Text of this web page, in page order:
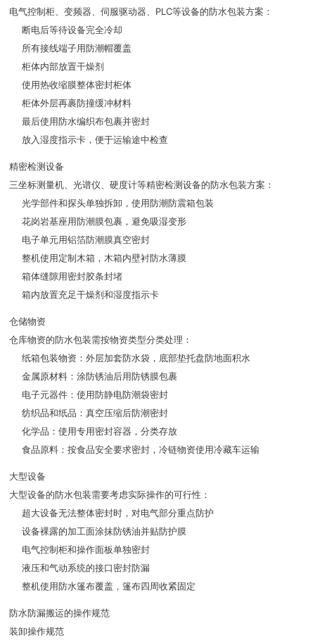
电气控制柜、变频器、伺服驱动器、PLC等设备的防水包装方案：
断电后等待设备完全冷却
所有接线端子用防潮帽覆盖
柜体内部放置干燥剂
使用热收缩膜整体密封柜体
柜体外层再裹防撞缓冲材料
最后使用防水编织布包裹并密封
放入湿度指示卡，便于运输途中检查
精密检测设备
三坐标测量机、光谱仪、硬度计等精密检测设备的防水包装方案：
光学部件和探头单独拆卸，使用防潮防震箱包装
花岗岩基座用防潮膜包裹，避免吸湿变形
电子单元用铝箔防潮膜真空密封
整机使用定制木箱，木箱内壁衬防水薄膜
箱体缝隙用密封胶条封堵
箱内放置充足干燥剂和湿度指示卡
仓储物资
仓库物资的防水包装需按物资类型分类处理：
纸箱包装物资：外层加套防水袋，底部垫托盘防地面积水
金属原材料：涂防锈油后用防锈膜包裹
电子元器件：使用防静电防潮袋密封
纺织品和纸品：真空压缩后防潮密封
化学品：使用专用密封容器，分类存放
食品原料：按食品安全要求密封，冷链物资使用冷藏车运输
大型设备
大型设备的防水包装需要考虑实际操作的可行性：
超大设备无法整体密封时，对电气部分重点防护
设备裸露的加工面涂抹防锈油并贴防护膜
电气控制柜和操作面板单独密封
液压和气动系统的接口密封防漏
整机使用防水篷布覆盖，篷布四周收紧固定
防水防漏搬运的操作规范
装卸操作规范